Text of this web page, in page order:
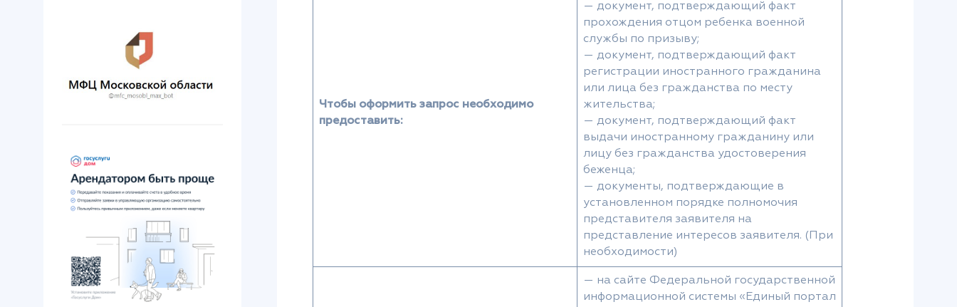
Чтобы оформить запрос необходимо
предоставить:
— документ, подтверждающий факт
прохождения отцом ребенка военной
службы по призыву;
— документ, подтверждающий факт
регистрации иностранного гражданина
или лица без гражданства по месту
жительства;
— документ, подтверждающий факт
выдачи иностранному гражданину или
лицу без гражданства удостоверения
беженца;
— документы, подтверждающие в
установленном порядке полномочия
представителя заявителя на
представление интересов заявителя. (При
необходимости)
— на сайте Федеральной государственной
информационной системы «Единый портал